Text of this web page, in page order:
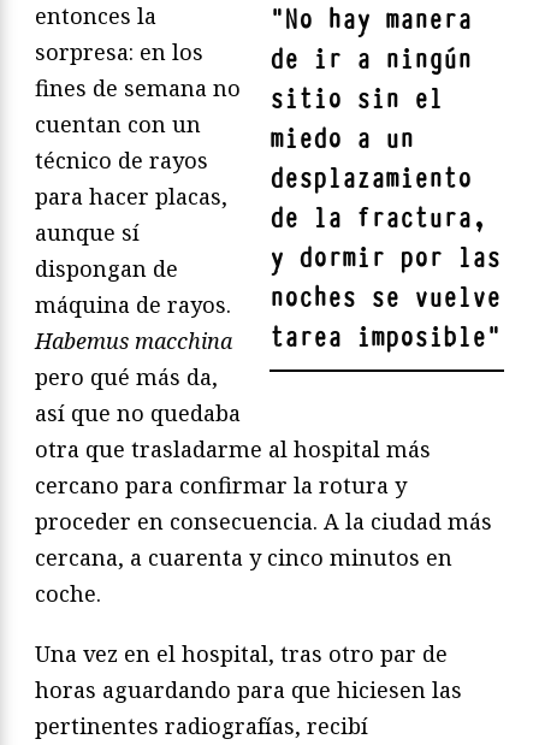
"No hay manera
de ir a ningún
sitio sin el
miedo a un
desplazamiento
de la fractura,
y dormir por las
noches se vuelve
tarea imposible"
entonces la
sorpresa: en los
fines de semana no
cuentan con un
técnico de rayos
para hacer placas,
aunque sí
dispongan de
máquina de rayos.
Habemus macchina
pero qué más da,
así que no quedaba
otra que trasladarme al hospital más
cercano para confirmar la rotura y
proceder en consecuencia. A la ciudad más
cercana, a cuarenta y cinco minutos en
coche.
Una vez en el hospital, tras otro par de
horas aguardando para que hiciesen las
pertinentes radiografías, recibí